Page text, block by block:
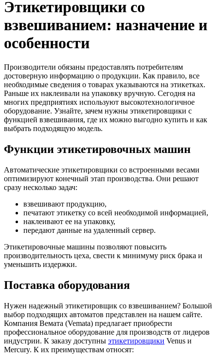
Этикетировщики со
взвешиванием: назначение и
особенности
Производители обязаны предоставлять потребителям
достоверную информацию о продукции. Как правило, все
необходимые сведения о товарах указываются на этикетках.
Раньше их наклеивали на упаковку вручную. Сегодня на
многих предприятиях используют высокотехнологичное
оборудование. Узнайте, зачем нужны этикетировщики с
функцией взвешивания, где их можно выгодно купить и как
выбрать подходящую модель.
Функции этикетировочных машин
Автоматические этикетировщики со встроенными весами
оптимизируют конечный этап производства. Они решают
сразу несколько задач:
взвешивают продукцию,
печатают этикетку со всей необходимой информацией,
наклеивают ее на упаковку,
передают данные на удаленный сервер.
Этикетировочные машины позволяют повысить
производительность цеха, свести к минимуму риск брака и
уменьшить издержки.
Поставка оборудования
Нужен надежный этикетировщик со взвешиванием? Большой
выбор подходящих автоматов представлен на нашем сайте.
Компания Вемата (Vemata) предлагает приобрести
профессиональное оборудование для производств от лидеров
индустрии. К заказу доступны этикетировщики Venus и
Mercury. К их преимуществам относят: